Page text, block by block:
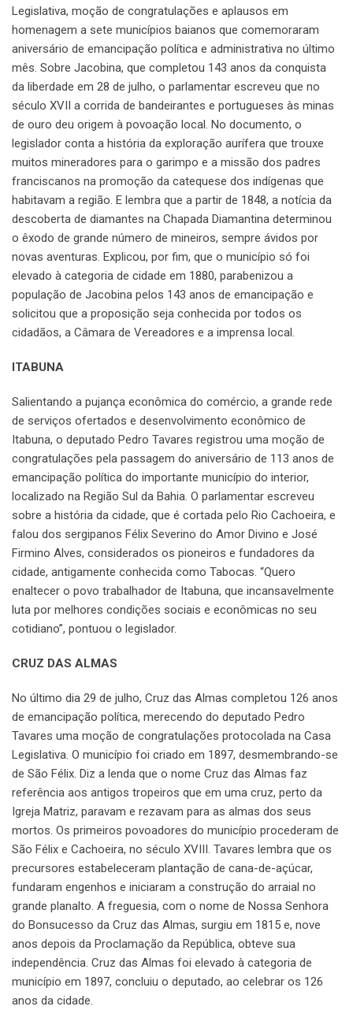
Legislativa, moção de congratulações e aplausos em
homenagem a sete municípios baianos que comemoraram
aniversário de emancipação política e administrativa no último
mês. Sobre Jacobina, que completou 143 anos da conquista
da liberdade em 28 de julho, o parlamentar escreveu que no
século XVII a corrida de bandeirantes e portugueses às minas
de ouro deu origem à povoação local. No documento, o
legislador conta a história da exploração aurífera que trouxe
muitos mineradores para o garimpo e a missão dos padres
franciscanos na promoção da catequese dos indígenas que
habitavam a região. E lembra que a partir de 1848, a notícia da
descoberta de diamantes na Chapada Diamantina determinou
o êxodo de grande número de mineiros, sempre ávidos por
novas aventuras. Explicou, por fim, que o município só foi
elevado à categoria de cidade em 1880, parabenizou a
população de Jacobina pelos 143 anos de emancipação e
solicitou que a proposição seja conhecida por todos os
cidadãos, a Câmara de Vereadores e a imprensa local.
ITABUNA
Salientando a pujança econômica do comércio, a grande rede
de serviços ofertados e desenvolvimento econômico de
Itabuna, o deputado Pedro Tavares registrou uma moção de
congratulações pela passagem do aniversário de 113 anos de
emancipação política do importante município do interior,
localizado na Região Sul da Bahia. O parlamentar escreveu
sobre a história da cidade, que é cortada pelo Rio Cachoeira, e
falou dos sergipanos Félix Severino do Amor Divino e José
Firmino Alves, considerados os pioneiros e fundadores da
cidade, antigamente conhecida como Tabocas. “Quero
enaltecer o povo trabalhador de Itabuna, que incansavelmente
luta por melhores condições sociais e econômicas no seu
cotidiano”, pontuou o legislador.
CRUZ DAS ALMAS
No último dia 29 de julho, Cruz das Almas completou 126 anos
de emancipação política, merecendo do deputado Pedro
Tavares uma moção de congratulações protocolada na Casa
Legislativa. O município foi criado em 1897, desmembrando-se
de São Félix. Diz a lenda que o nome Cruz das Almas faz
referência aos antigos tropeiros que em uma cruz, perto da
Igreja Matriz, paravam e rezavam para as almas dos seus
mortos. Os primeiros povoadores do município procederam de
São Félix e Cachoeira, no século XVIII. Tavares lembra que os
precursores estabeleceram plantação de cana-de-açúcar,
fundaram engenhos e iniciaram a construção do arraial no
grande planalto. A freguesia, com o nome de Nossa Senhora
do Bonsucesso da Cruz das Almas, surgiu em 1815 e, nove
anos depois da Proclamação da República, obteve sua
independência. Cruz das Almas foi elevado à categoria de
município em 1897, concluiu o deputado, ao celebrar os 126
anos da cidade.